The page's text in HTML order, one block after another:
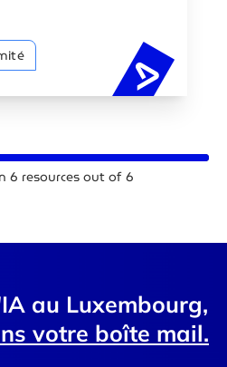
6 resources out of6
au Luxembourg,
votre boîte mail.